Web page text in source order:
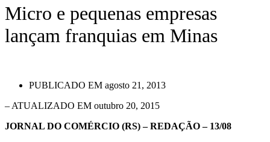
Micro e pequenas empresas
lançam franquias em Minas
PUBLICADO EM agosto 21, 2013
– ATUALIZADO EM outubro 20, 2015
JORNAL DO COMÉRCIO (RS) – REDAÇÃO – 13/08